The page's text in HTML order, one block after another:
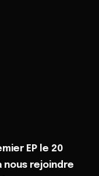
EP le 20
nous rejoindre